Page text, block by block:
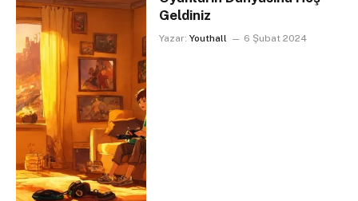
Geldiniz
Yazar: Youthall 6 Şubat 2024